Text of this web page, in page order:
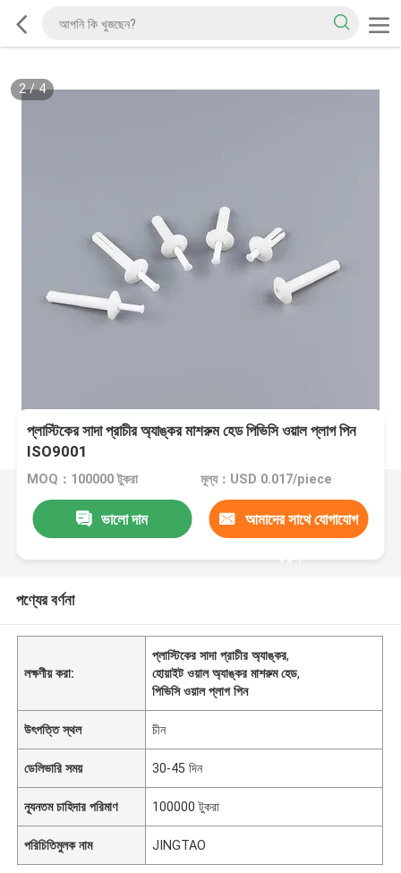
2/4
প্লাস্টিকের সাদা প্রাচীর অ্যাঙ্কর মাশরুম হেড পিভিসি ওয়াল প্লাগ পিন
ISO9001
MOQ：100000 টুকরা মূল্য：USD 0.017/piece
ভালো দাম আমাদের সাথে যোগাযোগ
করুন
পণ্যের বর্ণনা
লক্ষণীয় করা:
প্লাস্টিকের সাদা প্রাচীর অ্যাঙ্কর,
হোয়াইট ওয়াল অ্যাঙ্কর মাশরুম হেড,
পিভিসি ওয়াল প্লাগ পিন
উৎপত্তি স্থল চীন
ডেলিভারি সময় 30-45 দিন
ন্যূনতম চাহিদার পরিমাণ 100000 টুকরা
পরিচিতিমুলক নাম JINGTAO